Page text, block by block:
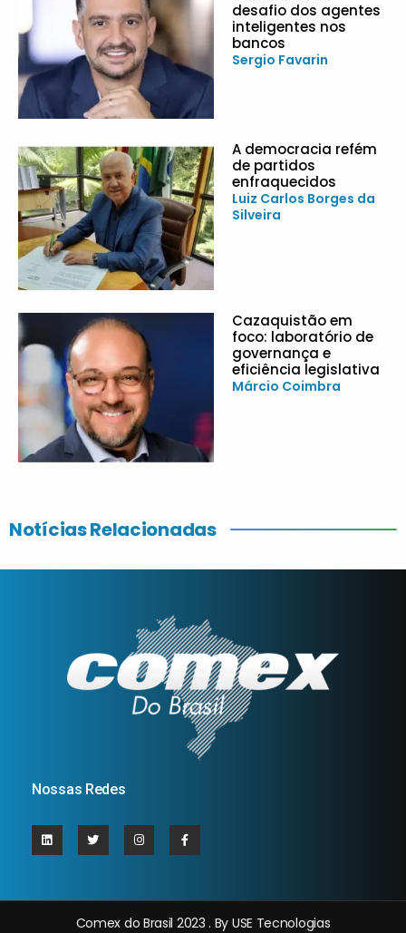
desafio dos agentes
inteligentes nos
bancos
Sergio Favarin
A democracia refém
de partidos
enfraquecidos
Luiz Carlos Borges da
Silveira
Cazaquistão em
foco: laboratório de
governança e
eficiência legislativa
Márcio Coimbra
Notícias Relacionadas
Nossas Redes
Comex do Brasil 2023 . By USE Tecnologias